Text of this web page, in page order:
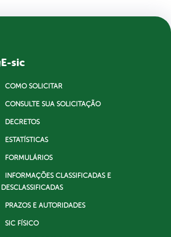
E-sic
COMO SOLICITAR
CONSULTE SUA SOLICITAÇÃO
DECRETOS
ESTATÍSTICAS
FORMULÁRIOS
INFORMAÇÕES CLASSIFICADAS E
DESCLASSIFICADAS
PRAZOS E AUTORIDADES
SIC FÍSICO